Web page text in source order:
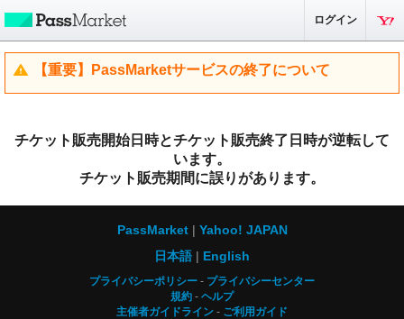
ログイン
【重要】PassMarketサービスの終了について
チケット販売開始日時とチケット販売終了日時が逆転して
います。
チケット販売期間に誤りがあります。
PassMarket
Yahoo! JAPAN
日本語
English
プライバシーポリシー
プライバシーセンター
規約
ヘルプ
主催者ガイドライン
ご利用ガイド